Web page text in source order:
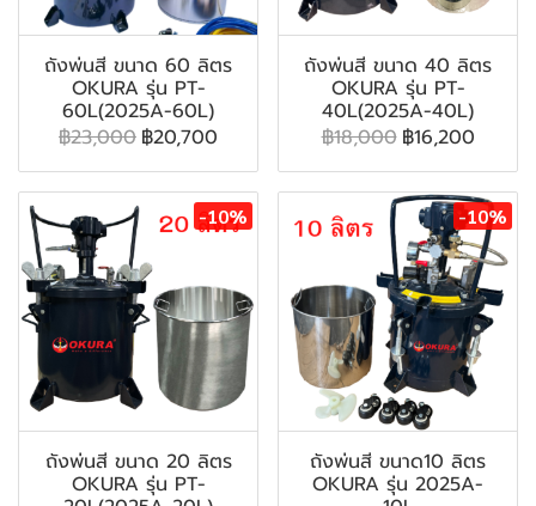
ถังพ่นสี ขนาด 60 ลิตร
OKURA รุ่น PT-
60L(2025A-60L)
฿23,000 ฿20,700
ถังพ่นสี ขนาด 40 ลิตร
OKURA รุ่น PT-
40L(2025A-40L)
฿18,000 ฿16,200
-10%
ถังพ่นสี ขนาด 20 ลิตร
OKURA รุ่น PT-
-10%
ถังพ่นสี ขนาด10 ลิตร
OKURA รุ่น 2025A-